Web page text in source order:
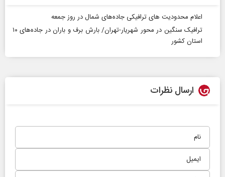
اعلام محدودیت ‌های ترافیکی جاده‌های شمال در روز جمعه
ترافیک سنگین در محور شهریار-تهران/ بارش برف و باران در جاده‌های ۱۰
استان کشور
ارسال نظرات